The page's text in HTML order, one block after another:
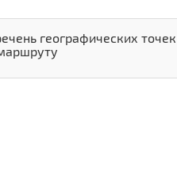
географических